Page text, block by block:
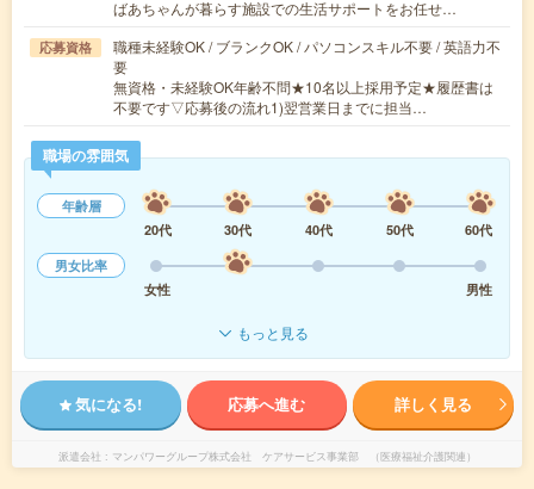
ばあちゃんが暮らす施設での生活サポートをお任せ…
応募資格
職種未経験OK / ブランクOK / パソコンスキル不要 / 英語力不
要
無資格・未経験OK年齢不問★10名以上採用予定★履歴書は
不要です▽応募後の流れ1)翌営業日までに担当…
職場の雰囲気
年齢層
20代
30代 40代 50代
60代
男女比率
女性
男性
もっと見る
気になる! 応募へ進む 詳しく見る
派遣会社 マンパワーグループ株式会社 ケアサービス事業部 （医療福祉介護関連）